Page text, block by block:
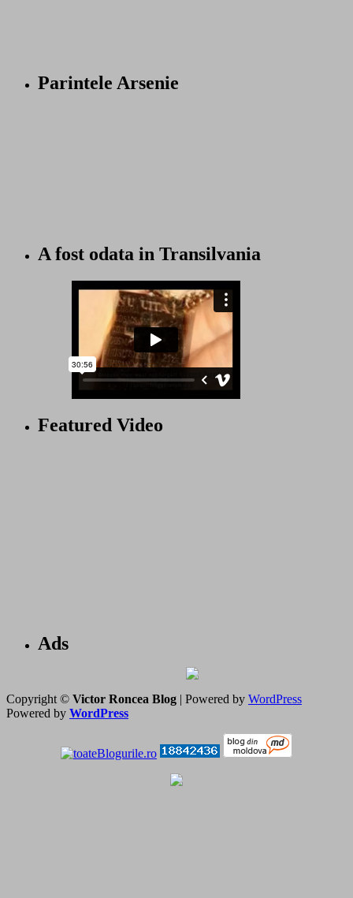
Parintele Arsenie
A fost odata in Transilvania
Featured Video
Ads
Copyright © Victor Roncea Blog | Powered by WordPress
Powered by WordPress